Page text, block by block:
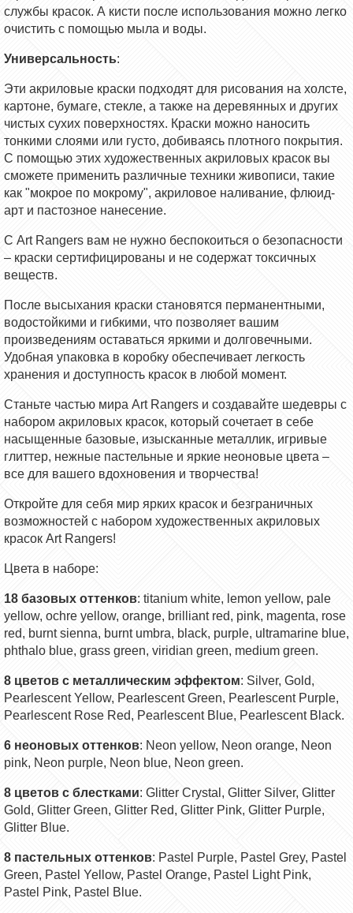
службы красок. А кисти после использования можно легко
очистить с помощью мыла и воды.
Универсальность:
Эти акриловые краски подходят для рисования на холсте,
картоне, бумаге, стекле, а также на деревянных и других
чистых сухих поверхностях. Краски можно наносить
тонкими слоями или густо, добиваясь плотного покрытия.
С помощью этих художественных акриловых красок вы
сможете применить различные техники живописи, такие
как "мокрое по мокрому", акриловое наливание, флюид-
арт и пастозное нанесение.
С Art Rangers вам не нужно беспокоиться о безопасности
– краски сертифицированы и не содержат токсичных
веществ.
После высыхания краски становятся перманентными,
водостойкими и гибкими, что позволяет вашим
произведениям оставаться яркими и долговечными.
Удобная упаковка в коробку обеспечивает легкость
хранения и доступность красок в любой момент.
Станьте частью мира Art Rangers и создавайте шедевры с
набором акриловых красок, который сочетает в себе
насыщенные базовые, изысканные металлик, игривые
глиттер, нежные пастельные и яркие неоновые цвета –
все для вашего вдохновения и творчества!
Откройте для себя мир ярких красок и безграничных
возможностей с набором художественных акриловых
красок Art Rangers!
Цвета в наборе:
18 базовых оттенков: titanium white, lemon yellow, pale
yellow, ochre yellow, orange, brilliant red, pink, magenta, rose
red, burnt sienna, burnt umbra, black, purple, ultramarine blue,
phthalo blue, grass green, viridian green, medium green.
8 цветов с металлическим эффектом: Silver, Gold,
Pearlescent Yellow, Pearlescent Green, Pearlescent Purple,
Pearlescent Rose Red, Pearlescent Blue, Pearlescent Black.
6 неоновых оттенков: Neon yellow, Neon orange, Neon
pink, Neon purple, Neon blue, Neon green.
8 цветов с блестками: Glitter Crystal, Glitter Silver, Glitter
Gold, Glitter Green, Glitter Red, Glitter Pink, Glitter Purple,
Glitter Blue.
8 пастельных оттенков: Pastel Purple, Pastel Grey, Pastel
Green, Pastel Yellow, Pastel Orange, Pastel Light Pink,
Pastel Pink, Pastel Blue.